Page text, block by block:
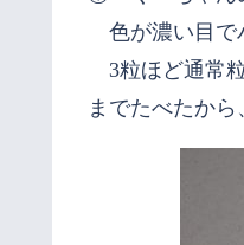
色が濃い目で
3粒ほど通常
までたべたか